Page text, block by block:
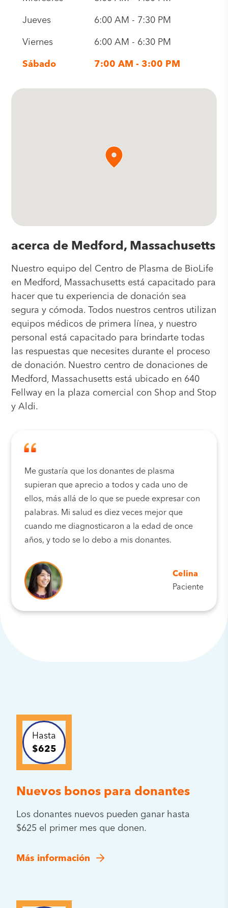
Jueves 6:00 AM - 7:30 PM
Viernes 6:00 AM - 6:30 PM
Sábado 7:00 AM - 3:00 PM
acerca de Medford, Massachusetts
Nuestro equipo del Centro de Plasma de BioLife
en Medford, Massachusetts está capacitado para
hacer que tu experiencia de donación sea
segura y cómoda. Todos nuestros centros utilizan
equipos médicos de primera línea, y nuestro
personal está capacitado para brindarte todas
las respuestas que necesites durante el proceso
de donación. Nuestro centro de donaciones de
Medford, Massachusetts está ubicado en 640
Fellway en la plaza comercial con Shop and Stop
y Aldi.
Me gustaría que los donantes de plasma
supieran que aprecio a todos y cada uno de
ellos, más allá de lo que se puede expresar con
palabras. Mi salud es diez veces mejor que
cuando me diagnosticaron a la edad de once
años, y todo se lo debo a mis donantes.
Celina
Paciente
Hasta
$625
Nuevos bonos para donantes
Los donantes nuevos pueden ganar hasta
$625 el primer mes que donen.
Más información